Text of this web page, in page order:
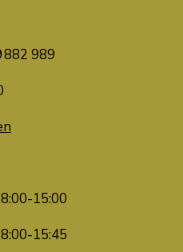
882 989
15:00
15:45